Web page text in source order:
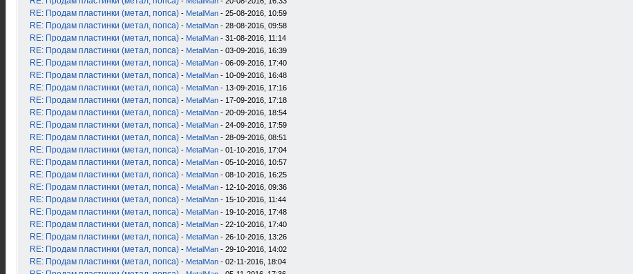
RE: Продам пластинки (метал, попса) - MetalMan - 25-08-2016, 10:59
RE: Продам пластинки (метал, попса) - MetalMan - 28-08-2016, 09:58
RE: Продам пластинки (метал, попса) - MetalMan - 31-08-2016, 11:14
RE: Продам пластинки (метал, попса) - MetalMan - 03-09-2016, 16:39
RE: Продам пластинки (метал, попса) - MetalMan - 06-09-2016, 17:40
RE: Продам пластинки (метал, попса) - MetalMan - 10-09-2016, 16:48
RE: Продам пластинки (метал, попса) - MetalMan - 13-09-2016, 17:16
RE: Продам пластинки (метал, попса) - MetalMan - 17-09-2016, 17:18
RE: Продам пластинки (метал, попса) - MetalMan - 20-09-2016, 18:54
RE: Продам пластинки (метал, попса) - MetalMan - 24-09-2016, 17:59
RE: Продам пластинки (метал, попса) - MetalMan - 28-09-2016, 08:51
RE: Продам пластинки (метал, попса) - MetalMan - 01-10-2016, 17:04
RE: Продам пластинки (метал, попса) - MetalMan - 05-10-2016, 10:57
RE: Продам пластинки (метал, попса) - MetalMan - 08-10-2016, 16:25
RE: Продам пластинки (метал, попса) - MetalMan - 12-10-2016, 09:36
RE: Продам пластинки (метал, попса) - MetalMan - 15-10-2016, 11:44
RE: Продам пластинки (метал, попса) - MetalMan - 19-10-2016, 17:48
RE: Продам пластинки (метал, попса) - MetalMan - 22-10-2016, 17:40
RE: Продам пластинки (метал, попса) - MetalMan - 26-10-2016, 13:26
RE: Продам пластинки (метал, попса) - MetalMan - 29-10-2016, 14:02
RE: Продам пластинки (метал, попса) - MetalMan - 02-11-2016, 18:04